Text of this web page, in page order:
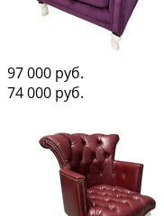
97 000 руб.
74 000 руб.